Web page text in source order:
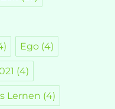
Ego (4)
(4)
Lernen (4)